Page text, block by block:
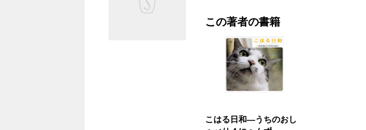
この著者の書籍
こはる日和―うちのおし